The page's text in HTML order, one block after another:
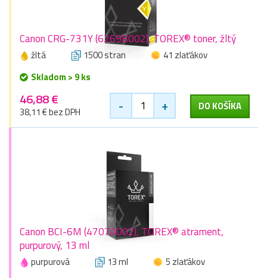
Canon CRG-731Y (6269B002), TOREX® toner, žltý
žltá 1500 stran
41 zlaťákov
Skladom > 9 ks
46,88 €
38,11 € bez DPH - + DO KOŠÍKA
Canon BCI-6M (4707A002), TOREX® atrament,
purpurový, 13 ml
purpurová 13 ml
5 zlaťákov